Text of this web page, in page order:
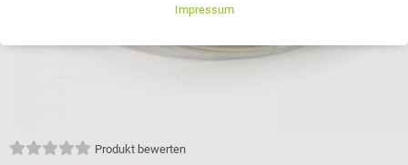
Produkt bewerten